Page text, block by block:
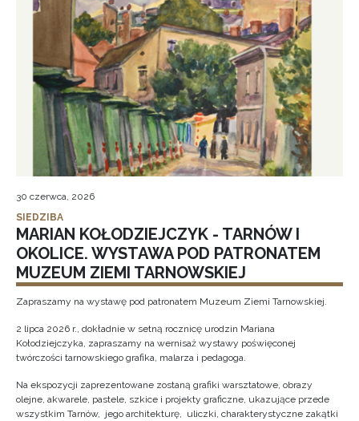
30 czerwca, 2026
SIEDZIBA
MARIAN KOŁODZIEJCZYK - TARNÓW I
OKOLICE. WYSTAWA POD PATRONATEM
MUZEUM ZIEMI TARNOWSKIEJ
Zapraszamy na wystawę pod patronatem Muzeum Ziemi Tarnowskiej.
2 lipca 2026 r., dokładnie w setną rocznicę urodzin Mariana
Kołodziejczyka, zapraszamy na wernisaż wystawy poświęconej
twórczości tarnowskiego grafika, malarza i pedagoga.
Na ekspozycji zaprezentowane zostaną grafiki warsztatowe, obrazy
olejne, akwarele, pastele, szkice i projekty graficzne, ukazujące przede
wszystkim Tarnów, jego architekturę, uliczki, charakterystyczne zakątki